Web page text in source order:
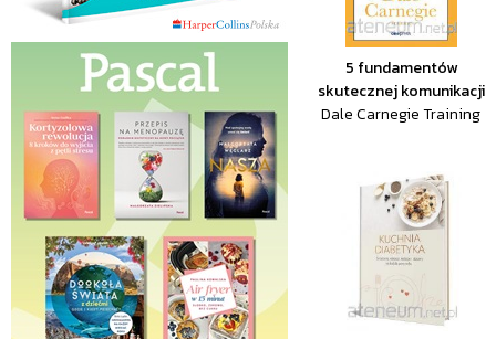
5 fundamentów
skutecznej komunikacji
Dale Carnegie Training